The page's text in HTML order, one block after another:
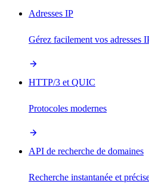
Adresses IP
Gérez facilement vos adresses
HTTP/3 et QUIC
Protocoles modernes
API de recherche de domaines
Recherche instantanée et